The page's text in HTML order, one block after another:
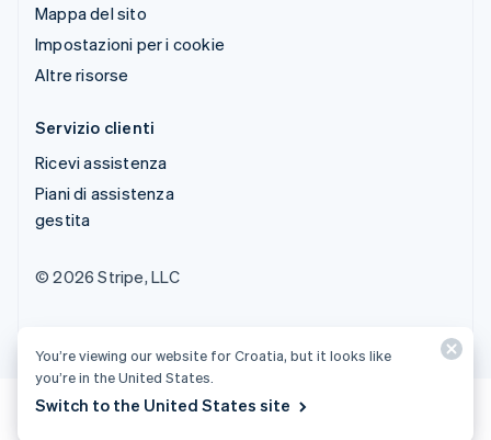
Mappa del sito
Impostazioni per i cookie
Altre risorse
Servizio clienti
Ricevi assistenza
Piani di assistenza
gestita
© 2026 Stripe, LLC
You’re viewing our website for Croatia, but it looks like
you’re in the United States.
Switch to the United States site